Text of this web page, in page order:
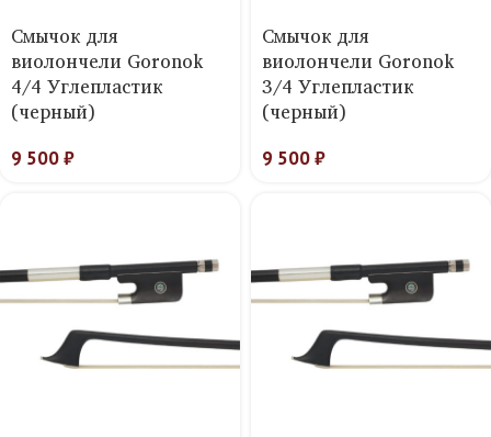
Смычок для
виолончели Goronok
4/4 Углепластик
(черный)
9 500₽
Смычок для
виолончели Goronok
3/4 Углепластик
(черный)
9 500₽